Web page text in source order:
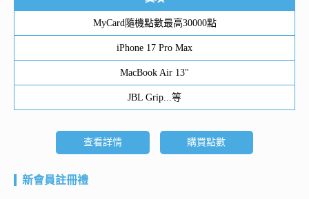
MyCard隨機點數最高30000點
iPhone 17 Pro Max
MacBook Air 13"
JBL Grip...等
查看詳情 購買點數
新會員註冊禮